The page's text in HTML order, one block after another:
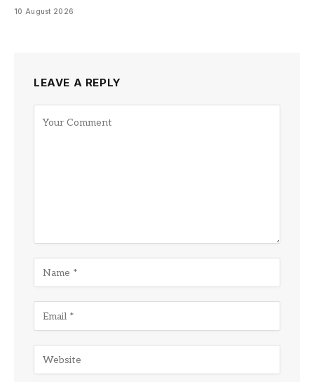
10 August 2026
LEAVE A REPLY